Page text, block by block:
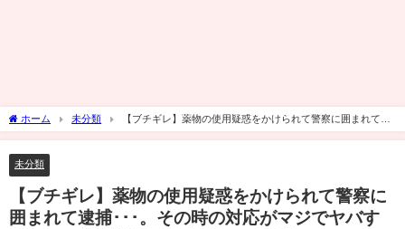
ホーム 未分類
【ブチギレ】薬物の使用疑惑をかけられて警察に囲まれて逮
捕･･･。その時の対応がマジでヤバすぎたので全部公開します【らーくん】
未分類
【ブチギレ】薬物の使用疑惑をかけられて警察に
囲まれて逮捕･･･。その時の対応がマジでヤバす